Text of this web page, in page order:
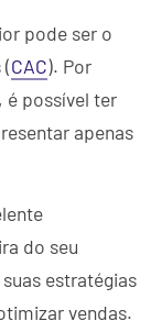
pode ser o
CAC). Por
é possível ter
apenas
do seu
estratégias
vendas.